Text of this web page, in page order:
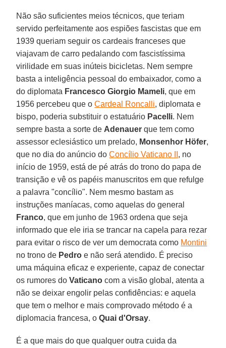
Não são suficientes meios técnicos, que teriam
servido perfeitamente aos espiões fascistas que em
1939 queriam seguir os cardeais franceses que
viajavam de carro pedalando com fascistíssima
virilidade em suas inúteis bicicletas. Nem sempre
basta a inteligência pessoal do embaixador, como a
do diplomata Francesco Giorgio Mameli, que em
1956 percebeu que oCardeal Roncalli, diplomata e
bispo, poderia substituir o estatuário Pacelli. Nem
sempre basta a sorte de Adenauer que tem como
assessor eclesiástico um prelado, Monsenhor Höfer,
que no dia do anúncio doConcílio Vaticano II , no
início de 1959, está de pé atrás do trono do papa de
transição e vê os papéis manuscritos em que refulge
a palavra "concílio". Nem mesmo bastam as
instruções maníacas, como aquelas do general
Franco, que em junho de 1963 ordena que seja
informado que ele iria se trancar na capela para rezar
para evitar o risco de ver um democrata como Montini
no trono de Pedro e não será atendido. É preciso
uma máquina eficaz e experiente, capaz de conectar
os rumores doVaticano com a visão global, atenta a
não se deixar engolir pelas confidências: e aquela
que tem o melhor e mais comprovado método é a
diplomacia francesa, oQuai d'Orsay.
É a que mais do que qualquer outra cuida da